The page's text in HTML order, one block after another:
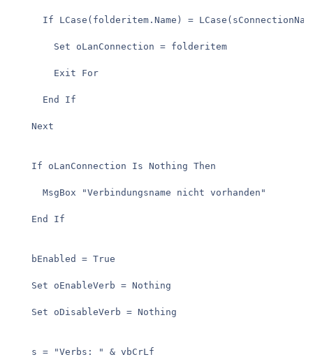
If LCase(folderitem.Name) =
        Set oLanConnection = folderitem
        Exit For
      End If
    Next
    If oLanConnection Is Nothing Then
      MsgBox "Verbindungsname nicht vorhanden"
    End If
    bEnabled = True
    Set oEnableVerb = Nothing
    Set oDisableVerb = Nothing
    s = "Verbs: " & vbCrLf